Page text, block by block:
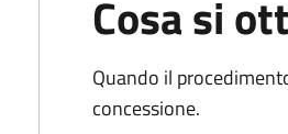
Cosa si
Quando il
concessione.